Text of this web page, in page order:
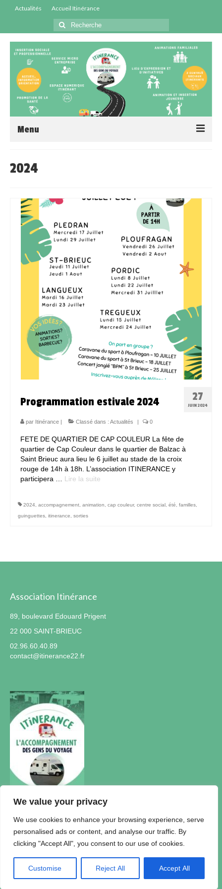
We value your privacy
We use cookies to enhance your browsing experience, serve
personalised ads or content, and analyse our traffic. By
clicking "Accept All", you consent to our use of cookies.
Customise Reject All Accept All
Actualités Accueil Itinérance
Menu
Service Insertion
Médiation Santé
Espace Bénévoles
Scolarisation
LE SOUTIEN SCOLAIRE
Le CNED
L’UPS
Actualités
Jeunesse
Espace Numérique
Mieux connaitre les voyageurs
Espace ressources à ITINERANCE
ITINERANCE en vidéos !
Contact
2024
27
JUIN 2024
Programmation estivale 2024
par Itinérance | Classé dans : Actualités | 0
FETE DE QUARTIER DE CAP COULEUR La fête de
quartier de Cap Couleur dans le quartier de Balzac à
Saint Brieuc aura lieu le 6 juillet au stade de la croix
rouge de 14h à 18h. L’association ITINERANCE y
participera … Lire la suite­­
2024 accompagnement animation cap couleur, centre social été familles
guinguettes itinerance sorties
Association Itinérance
89, boulevard Edouard Prigent
22 000 SAINT-BRIEUC
02.96.60.40.89
contact@itinerance22.fr
Actualités
Accueil Itinérance
Politique de confidentialité Plan du Site Mentions légales
© 2026 Association Itinérance